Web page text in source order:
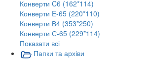
Конверти C6 (162*114)
Конверти E-65 (220*110)
Конверти В4 (353*250)
Конверти С-65 (229*114)
Показати всі
Папки та архіви